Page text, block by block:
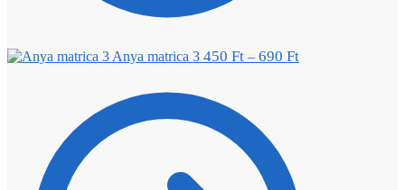
Anya matrica 3 450 Ft – 690 Ft